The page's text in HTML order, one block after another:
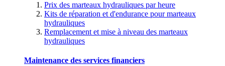
Prix des marteaux hydrauliques par heure
Kits de réparation et d'endurance pour marteaux
hydrauliques
Remplacement et mise à niveau des marteaux
hydrauliques
Maintenance des services financiers